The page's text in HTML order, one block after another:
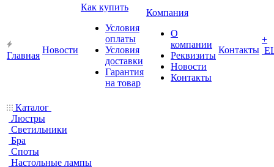
Главная
Новости
Как купить
Условия
оплаты
Условия
доставки
Гарантия
на товар
Компания
О
компании
Реквизиты
Новости
Контакты
Контакты
+
Каталог
Люстры
Светильники
Бра
Споты
Настольные лампы